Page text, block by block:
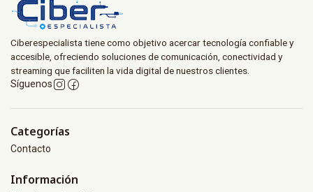
Ciberespecialista tiene como objetivo acercar tecnología confiable y
accesible, ofreciendo soluciones de comunicación, conectividad y
streaming que faciliten la vida digital de nuestros clientes.
Síguenos
Categorías
Contacto
Información